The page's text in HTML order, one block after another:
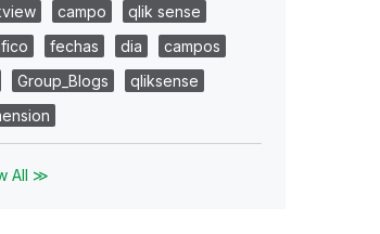
campo
qlik sense
fechas dia
campos
Group_Blogs
qliksense
All ≫